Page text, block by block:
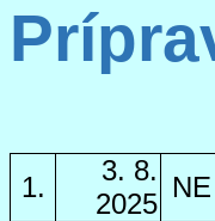
1.
3. 8.
2025
NE